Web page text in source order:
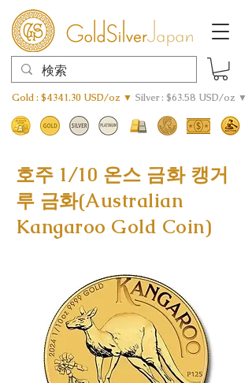
Gold : $4341.30 USD/oz ▼ Silver : $63.58 USD/oz ▼
호주 1/10 온스 금화 캥거
루 금화(Australian
Kangaroo Gold Coin)